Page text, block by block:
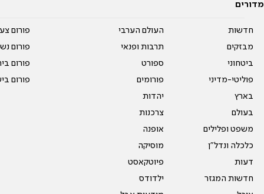
מדורים
חדשות
מבזקים
ביטחוני
פוליטי-מדיני
בארץ
בעולם
משפט ופלילים
כלכלה ונדל"ן
דעות
חדשות המגזר
העולם הערבי
תרבות ופנאי
ספורט
פורומים
יהדות
צרכנות
אופנה
מוסיקה
פיוטקאסט
ילדודס
פורום
פורום
פורום
פורום